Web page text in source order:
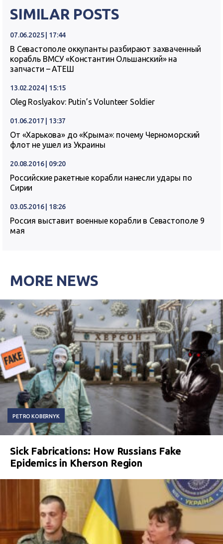
SIMILAR POSTS
07.06.2025 | 17:44
В Севастополе оккупанты разбирают захваченный
корабль ВМСУ «Константин Ольшанский» на
запчасти – АТЕШ
13.02.2024 | 15:15
Oleg Roslyakov: Putin’s Volunteer Soldier
01.06.2017 | 13:37
От «Харькова» до «Крыма»: почему Черноморский
флот не ушел из Украины
20.08.2016 | 09:20
Российские ракетные корабли нанесли удары по
Сирии
03.05.2016 | 18:26
Россия выставит военные корабли в Севастополе 9
мая
MORE NEWS
PETRO KOBERNYK
Sick Fabrications: How Russians Fake
Epidemics in Kherson Region